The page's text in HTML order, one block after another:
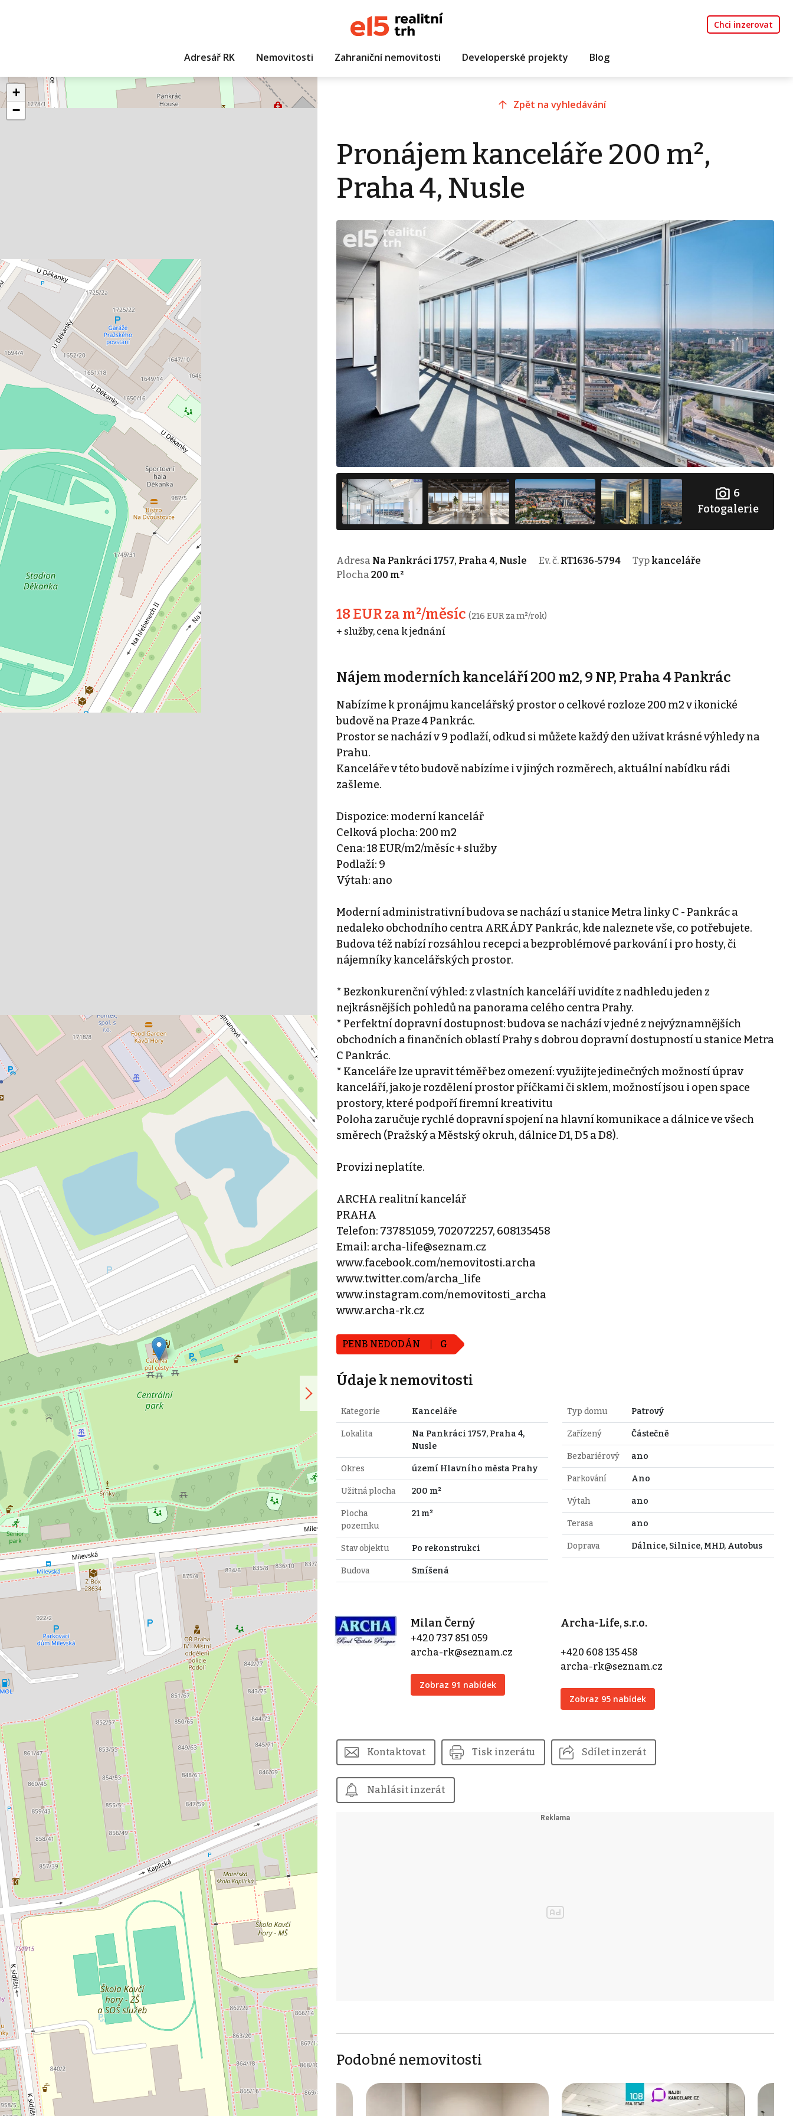
Chci inzerovat
Adresář RK Nemovitosti Zahraniční nemovitosti Developerské projekty Blog
+
−
Zpět na vyhledávání
Pronájem kanceláře 200 m²,
Praha 4, Nusle
6
Fotogalerie
Adresa Na Pankráci 1757, Praha 4, Nusle Ev. č. RT1636-5794 Typ kanceláře
Plocha 200 m²
18 EUR za m²/měsíc (216 EUR za m²/rok)
+ služby, cena k jednání
Nájem moderních kanceláří 200 m2, 9 NP, Praha 4 Pankrác
Nabízíme k pronájmu kancelářský prostor o celkové rozloze 200 m2 v ikonické
budově na Praze 4 Pankrác.
Prostor se nachází v 9 podlaží, odkud si můžete každý den užívat krásné výhledy na
Prahu.
Kanceláře v této budově nabízíme i v jiných rozměrech, aktuální nabídku rádi
zašleme.
Dispozice: moderní kancelář
Celková plocha: 200 m2
Cena: 18 EUR/m2/měsíc + služby
Podlaží: 9
Výtah: ano
Moderní administrativní budova se nachází u stanice Metra linky C - Pankrác a
nedaleko obchodního centra ARKÁDY Pankrác, kde naleznete vše, co potřebujete.
Budova též nabízí rozsáhlou recepci a bezproblémové parkování i pro hosty, či
nájemníky kancelářských prostor.
* Bezkonkurenční výhled: z vlastních kanceláří uvidíte z nadhledu jeden z
nejkrásnějších pohledů na panorama celého centra Prahy.
* Perfektní dopravní dostupnost: budova se nachází v jedné z nejvýznamnějších
obchodních a finančních oblastí Prahy s dobrou dopravní dostupností u stanice Metra
C Pankrác.
* Kanceláře lze upravit téměř bez omezení: využijte jedinečných možností úprav
kanceláří, jako je rozdělení prostor příčkami či sklem, možností jsou i open space
prostory, které podpoří firemní kreativitu
Poloha zaručuje rychlé dopravní spojení na hlavní komunikace a dálnice ve všech
směrech (Pražský a Městský okruh, dálnice D1, D5 a D8).
Provizi neplatíte.
ARCHA realitní kancelář
PRAHA
Telefon: 737851059, 702072257, 608135458
Email: archa-life@seznam.cz
www.facebook.com/nemovitosti.archa
www.twitter.com/archa_life
www.instagram.com/nemovitosti_archa
www.archa-rk.cz
PENB NEDODÁN G
Údaje k nemovitosti
Kategorie Kanceláře
Lokalita
Na Pankráci 1757, Praha 4,
Nusle
Okres území Hlavního města Prahy
Užitná plocha 200 m²
Plocha
pozemku
21 m²
Stav objektu Po rekonstrukci
Budova Smíšená
Typ domu Patrový
Zařízený Částečně
Bezbariérový ano
Parkování Ano
Výtah ano
Terasa ano
Doprava Dálnice, Silnice, MHD, Autobus
Milan Černý
+420 737 851 059
archa-rk@seznam.cz
Zobraz 91 nabídek
Archa-Life, s.r.o.
+420 608 135 458
archa-rk@seznam.cz
Zobraz 95 nabídek
Kontaktovat Tisk inzerátu Sdílet inzerát
Nahlásit inzerát
Podobné nemovitosti